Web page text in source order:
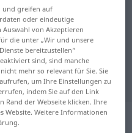
instytucja
für
Übersetzung
żeński
und greifen auf
oder eindeutige
von Akzeptieren
die unter „Wir und unsere
bereitzustellen“
sind, sind manche
mehr so relevant für Sie. Sie
um Ihre Einstellungen zu
indem Sie auf den Link
Rand der Webseite klicken. Ihre
Website. Weitere Informationen